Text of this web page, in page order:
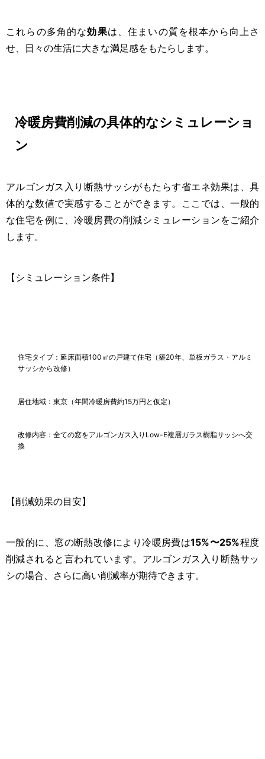
これらの多角的な効果は、住まいの質を根本から向上さ
せ、日々の生活に大きな満足感をもたらします。
冷暖房費削減の具体的なシミュレーショ
ン
アルゴンガス入り断熱サッシがもたらす省エネ効果は、具
体的な数値で実感することができます。ここでは、一般的
な住宅を例に、冷暖房費の削減シミュレーションをご紹介
します。
【シミュレーション条件】
住宅タイプ：延床面積100㎡の戸建て住宅（築20年、単板ガラス・アルミ
サッシから改修）
居住地域：東京（年間冷暖房費約15万円と仮定）
改修内容：全ての窓をアルゴンガス入りLow-E複層ガラス樹脂サッシへ交
換
【削減効果の目安】
一般的に、窓の断熱改修により冷暖房費は15%〜25%程度
削減されると言われています。アルゴンガス入り断熱サッ
シの場合、さらに高い削減率が期待できます。